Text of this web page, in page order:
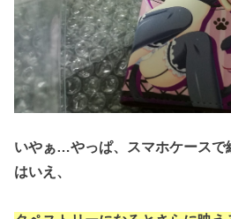
いやぁ…やっぱ、スマホケースで
はいえ、